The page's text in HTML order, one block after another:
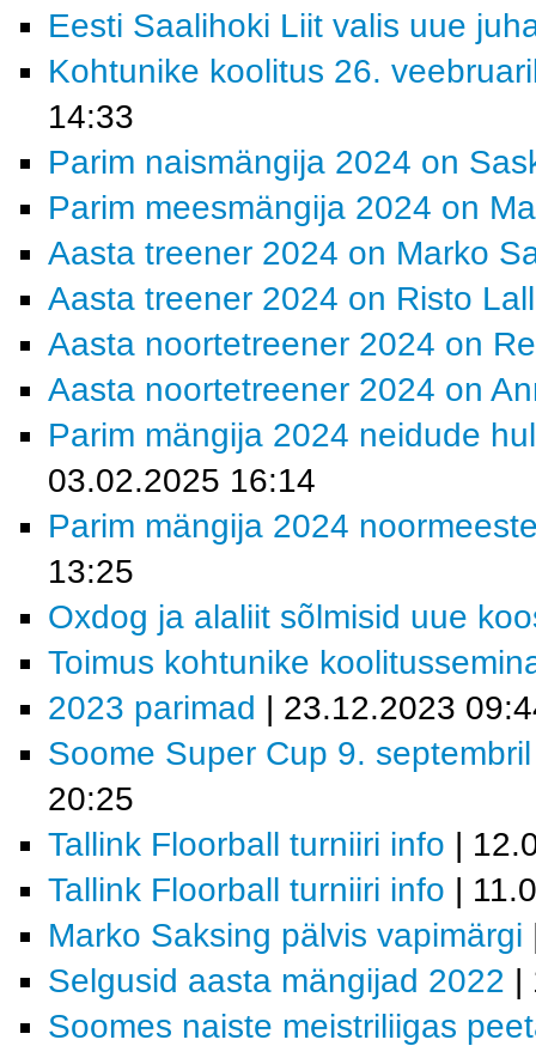
Eesti Saalihoki Liit valis uue
Kohtunike koolitus 26.
14:33
Parim naismängija 2024 on
Parim meesmängija 2024 on
Aasta treener 2024 on Marko
Aasta treener 2024 on Risto Lall
Aasta noortetreener 2024 on
Aasta noortetreener 2024 on
Parim mängija 2024 neidude
03.02.2025 16:14
Parim mängija 2024
13:25
Oxdog ja alaliit sõlmisid uue
Toimus kohtunike
2023 parimad | 23.12.2023
Soome Super Cup 9.
20:25
Tallink Floorball turniiri info |
Tallink Floorball turniiri info |
Marko Saksing pälvis vapimärgi
Selgusid aasta mängijad 2022 |
Soomes naiste meistriliigas